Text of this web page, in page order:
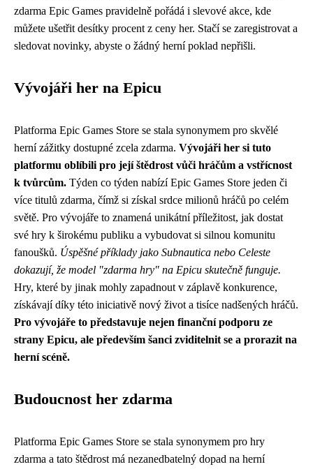
zdarma Epic Games pravidelně pořádá i slevové akce, kde
můžete ušetřit desítky procent z ceny her. Stačí se zaregistrovat a
sledovat novinky, abyste o žádný herní poklad nepřišli.
Vývojáři her na Epicu
Platforma Epic Games Store se stala synonymem pro skvělé
herní zážitky dostupné zcela zdarma. Vývojáři her si tuto
platformu oblíbili pro její štědrost vůči hráčům a vstřícnost
k tvůrcům. Týden co týden nabízí Epic Games Store jeden či
více titulů zdarma, čímž si získal srdce milionů hráčů po celém
světě. Pro vývojáře to znamená unikátní příležitost, jak dostat
své hry k širokému publiku a vybudovat si silnou komunitu
fanoušků. Úspěšné příklady jako Subnautica nebo Celeste
dokazují, že model "zdarma hry" na Epicu skutečně funguje.
Hry, které by jinak mohly zapadnout v záplavě konkurence,
získávají díky této iniciativě nový život a tisíce nadšených hráčů.
Pro vývojáře to představuje nejen finanční podporu ze
strany Epicu, ale především šanci zviditelnit se a prorazit na
herní scéně.
Budoucnost her zdarma
Platforma Epic Games Store se stala synonymem pro hry
zdarma a tato štědrost má nezanedbatelný dopad na herní